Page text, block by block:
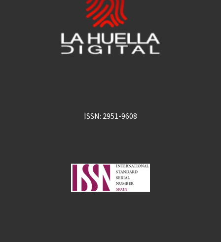
ISSN: 2951-9608